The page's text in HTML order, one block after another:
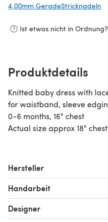
4,00mm GeradeStricknadeln
Ist etwas nicht in Ordnung?
Produktdetails
Knitted baby dress with
for waistband, sleeve
0-6 months, 16" chest
Actual size approx 18"
Hersteller
Handarbeit
Designer